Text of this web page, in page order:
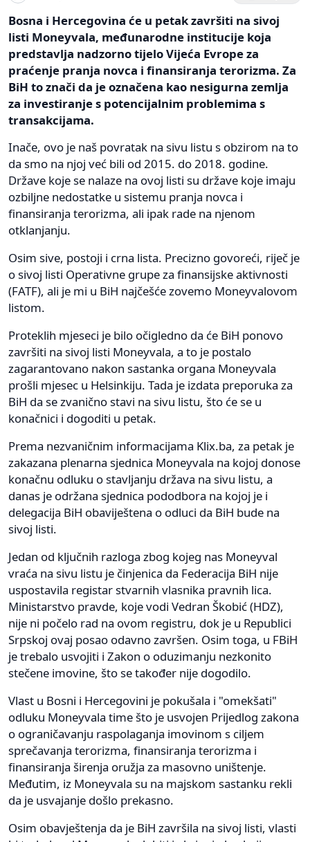
Bosna i Hercegovina će u petak završiti na sivoj
listi Moneyvala, međunarodne institucije koja
predstavlja nadzorno tijelo Vijeća Evrope za
praćenje pranja novca i finansiranja terorizma. Za
BiH to znači da je označena kao nesigurna zemlja
za investiranje s potencijalnim problemima s
transakcijama.
Inače, ovo je naš povratak na sivu listu s obzirom na to
da smo na njoj već bili od 2015. do 2018. godine.
Države koje se nalaze na ovoj listi su države koje imaju
ozbiljne nedostatke u sistemu pranja novca i
finansiranja terorizma, ali ipak rade na njenom
otklanjanju.
Osim sive, postoji i crna lista. Precizno govoreći, riječ je
o sivoj listi Operativne grupe za finansijske aktivnosti
(FATF), ali je mi u BiH najčešće zovemo Moneyvalovom
listom.
Proteklih mjeseci je bilo očigledno da će BiH ponovo
završiti na sivoj listi Moneyvala, a to je postalo
zagarantovano nakon sastanka organa Moneyvala
prošli mjesec u Helsinkiju. Tada je izdata preporuka za
BiH da se zvanično stavi na sivu listu, što će se u
konačnici i dogoditi u petak.
Prema nezvaničnim informacijama Klix.ba, za petak je
zakazana plenarna sjednica Moneyvala na kojoj donose
konačnu odluku o stavljanju država na sivu listu, a
danas je održana sjednica pododbora na kojoj je i
delegacija BiH obaviještena o odluci da BiH bude na
sivoj listi.
Jedan od ključnih razloga zbog kojeg nas Moneyval
vraća na sivu listu je činjenica da Federacija BiH nije
uspostavila registar stvarnih vlasnika pravnih lica.
Ministarstvo pravde, koje vodi Vedran Škobić (HDZ),
nije ni počelo rad na ovom registru, dok je u Republici
Srpskoj ovaj posao odavno završen. Osim toga, u FBiH
je trebalo usvojiti i Zakon o oduzimanju nezkonito
stečene imovine, što se također nije dogodilo.
Vlast u Bosni i Hercegovini je pokušala i "omekšati"
odluku Moneyvala time što je usvojen Prijedlog zakona
o ograničavanju raspolaganja imovinom s ciljem
sprečavanja terorizma, finansiranja terorizma i
finansiranja širenja oružja za masovno uništenje.
Međutim, iz Moneyvala su na majskom sastanku rekli
da je usvajanje došlo prekasno.
Osim obavještenja da je BiH završila na sivoj listi, vlasti